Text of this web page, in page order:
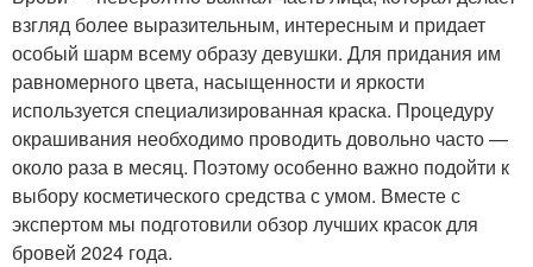
взгляд более выразительным, интересным и придает
особый шарм всему образу девушки. Для придания им
равномерного цвета, насыщенности и яркости
используется специализированная краска. Процедуру
окрашивания необходимо проводить довольно часто —
около раза в месяц. Поэтому особенно важно подойти к
выбору косметического средства с умом. Вместе с
экспертом мы подготовили обзор лучших красок для
бровей 2024 года.